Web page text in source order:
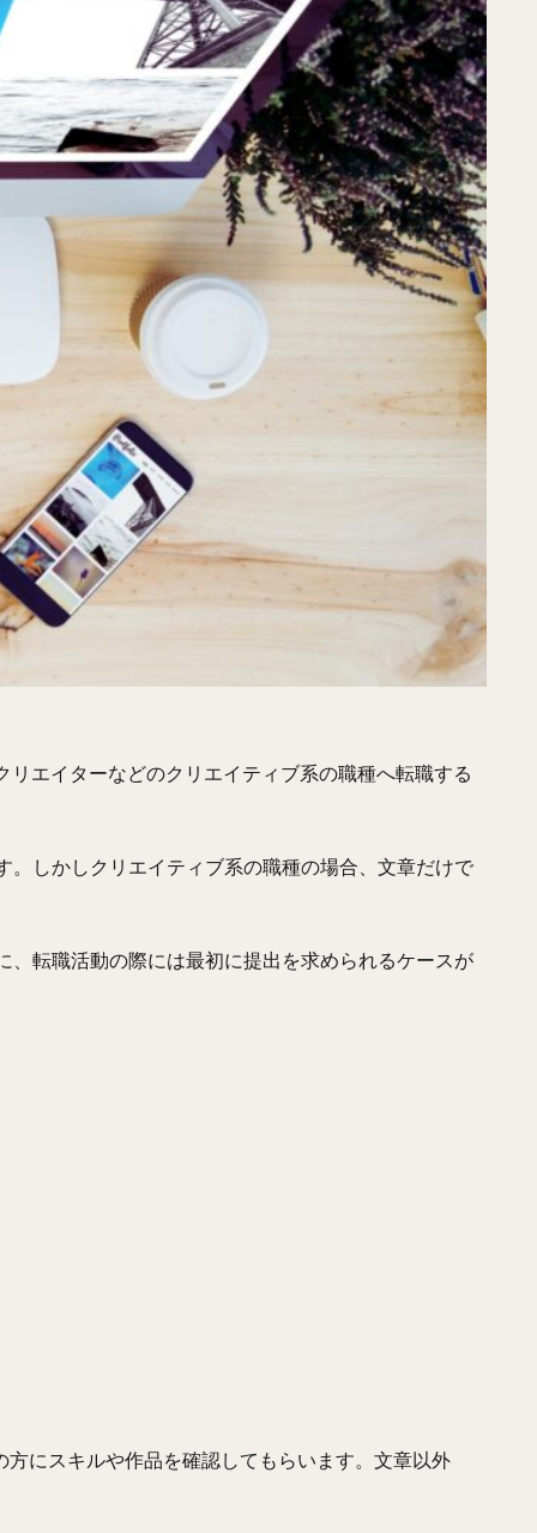
エイターなどのクリエイティブ系の職種へ転職する
しかしクリエイティブ系の職種の場合、 文章だけで
、転職活動の際には最初に提出を求められるケースが
にスキルや作品を確認してもらいます。文章以外